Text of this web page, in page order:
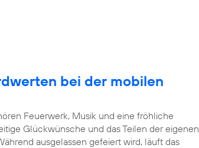
bei der mobilen
Feuerwerk, Musik und eine fröhliche
Glückwünsche und das Teilen der eigenen
ausgelassen gefeiert wird, läuft das